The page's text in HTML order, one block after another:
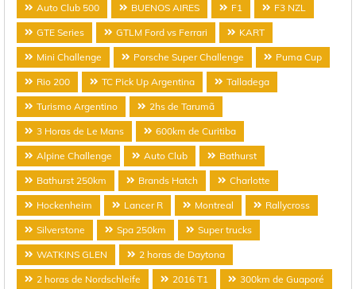
Auto Club 500 BUENOS AIRES F1 F3 NZL
GTE Series GTLM Ford vs Ferrari KART
Mini Challenge Porsche Super Challenge Puma Cup
Rio 200 TC Pick Up Argentina Talladega
Turismo Argentino 2hs de Tarumã
3 Horas de Le Mans 600km de Curitiba
Alpine Challenge Auto Club Bathurst
Bathurst 250km Brands Hatch Charlotte
Hockenheim Lancer R Montreal Rallycross
Silverstone Spa 250km Super trucks
WATKINS GLEN 2 horas de Daytona
2 horas de Nordschleife 2016 T1 300km de Guaporé